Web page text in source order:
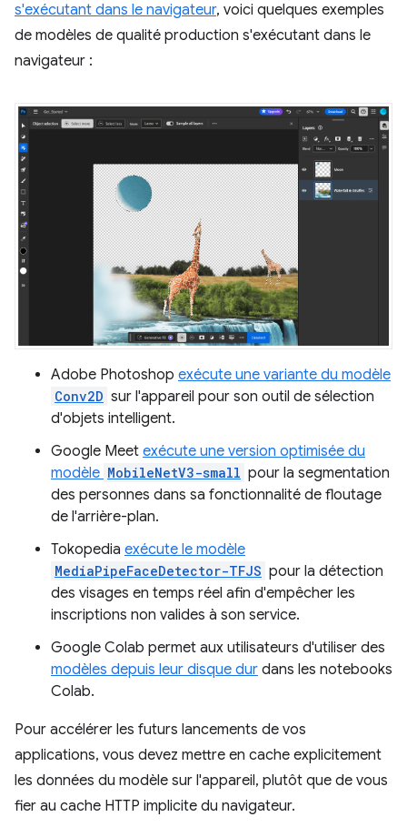
s'exécutant dans le navigateur, voici quelques exemples
de modèles de qualité production s'exécutant dans le
navigateur :
Adobe Photoshop exécute une variante du modèle
Conv2D sur l'appareil pour son outil de sélection
d'objets intelligent.
Google Meet exécute une version optimisée du
modèle MobileNetV3-small pour la segmentation
des personnes dans sa fonctionnalité de floutage
de l'arrière-plan.
Tokopedia exécute le modèle
MediaPipeFaceDetector-TFJS pour la détection
des visages en temps réel afin d'empêcher les
inscriptions non valides à son service.
Google Colab permet aux utilisateurs d'utiliser des
modèles depuis leur disque dur dans les notebooks
Colab.
Pour accélérer les futurs lancements de vos
applications, vous devez mettre en cache explicitement
les données du modèle sur l'appareil, plutôt que de vous
fier au cache HTTP implicite du navigateur.